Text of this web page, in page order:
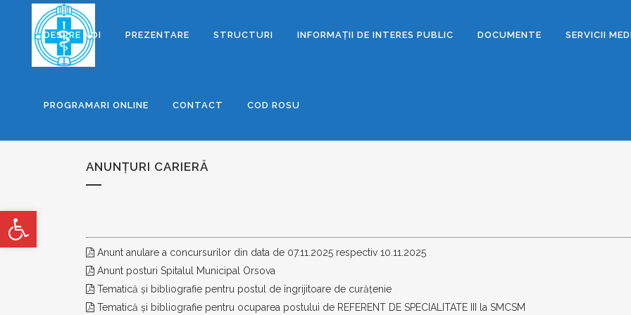
Deschide bara de unelte
DESPRE NOI PREZENTARE STRUCTURI INFORMAȚII DE INTERES PUBLIC DOCUMENTE SERVICII
PROGRAMARI ONLINE CONTACT COD ROSU
ANUNȚURI CARIERĂ
Anunt anulare a concursurilor din data de 07.11.2025 respectiv 10.11.2025
Anunt posturi Spitalul Municipal Orsova
Tematică și bibliografie pentru postul de îngrijitoare de curățenie
Tematică și bibliografie pentru ocuparea postului de REFERENT DE SPECIALITATE III la SMCSM